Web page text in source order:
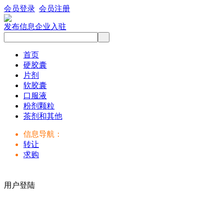
会员登录 会员注册
发布信息企业入驻
首页
硬胶囊
片剂
软胶囊
口服液
粉剂颗粒
茶剂和其他
信息导航：
转让
求购
用户登陆